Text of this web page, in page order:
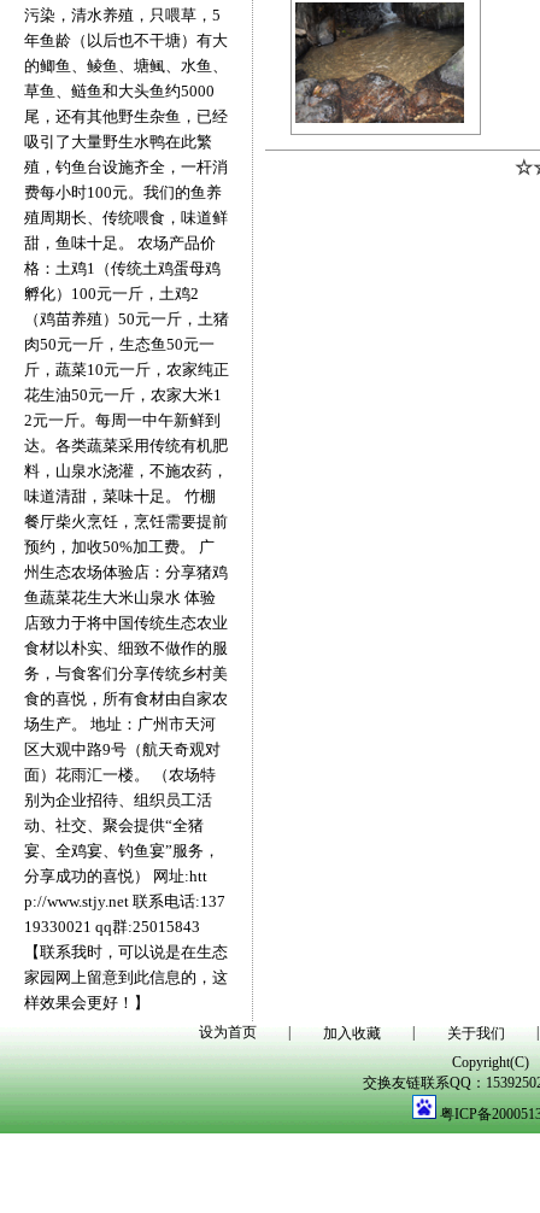
污染，清水养殖，只喂草，5
年鱼龄（以后也不干塘）有大
的鲫鱼、鲮鱼、塘鲺、水鱼、
草鱼、鲢鱼和大头鱼约5000
尾，还有其他野生杂鱼，已经
吸引了大量野生水鸭在此繁
殖，钓鱼台设施齐全，一杆消
费每小时100元。我们的鱼养
殖周期长、传统喂食，味道鲜
甜，鱼味十足。 农场产品价
格：土鸡1（传统土鸡蛋母鸡
孵化）100元一斤，土鸡2
（鸡苗养殖）50元一斤，土猪
肉50元一斤，生态鱼50元一
斤，蔬菜10元一斤，农家纯正
花生油50元一斤，农家大米1
2元一斤。每周一中午新鲜到
达。各类蔬菜采用传统有机肥
料，山泉水浇灌，不施农药，
味道清甜，菜味十足。 竹棚
餐厅柴火烹饪，烹饪需要提前
预约，加收50%加工费。 广
州生态农场体验店：分享猪鸡
鱼蔬菜花生大米山泉水 体验
店致力于将中国传统生态农业
食材以朴实、细致不做作的服
务，与食客们分享传统乡村美
食的喜悦，所有食材由自家农
场生产。 地址：广州市天河
区大观中路9号（航天奇观对
面）花雨汇一楼。 （农场特
别为企业招待、组织员工活
动、社交、聚会提供“全猪
宴、全鸡宴、钓鱼宴”服务，
分享成功的喜悦） 网址:htt
p://www.stjy.net 联系电话:137
19330021 qq群:25015843
【联系我时，可以说是在生态
家园网上留意到此信息的，这
样效果会更好！】
设为首页 加入收藏 关于我们
Copyright(C)
交换友链联系QQ：
粤ICP备